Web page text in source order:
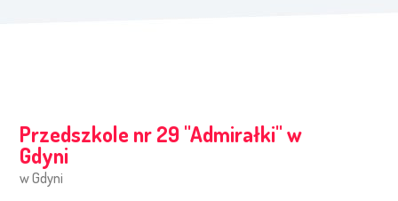
Przedszkole nr 29 ''Admirałki'' w
Gdyni
w Gdyni